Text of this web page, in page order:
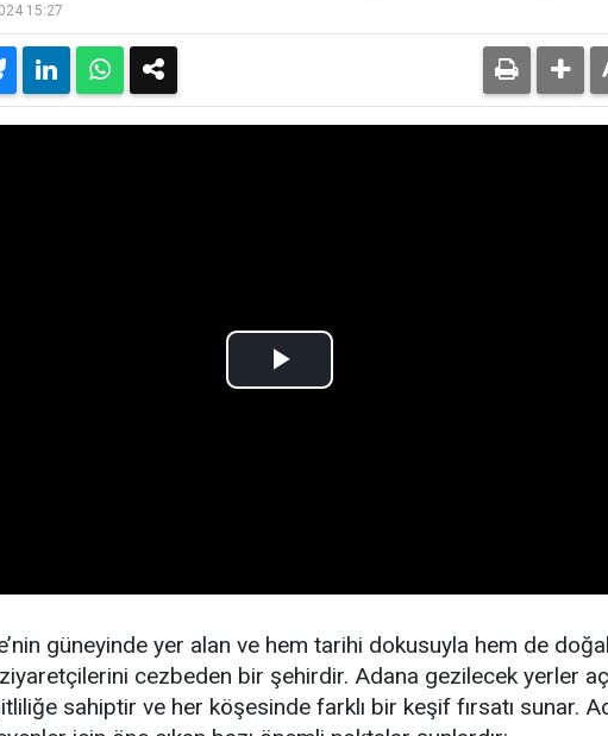
15:27
güneyinde yer alan ve hem tarihi dokusuyla hem de doğal
cezbeden bir şehirdir. Adana gezilecek yerler
sahiptir ve her köşesinde farklı bir keşif fırsatı sunar.